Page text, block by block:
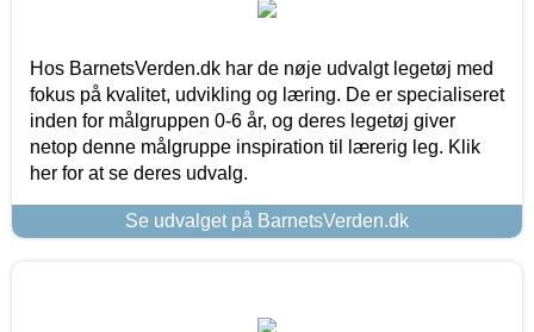
Hos BarnetsVerden.dk har de nøje udvalgt legetøj med
fokus på kvalitet, udvikling og læring. De er specialiseret
inden for målgruppen 0-6 år, og deres legetøj giver
netop denne målgruppe inspiration til lærerig leg. Klik
her for at se deres udvalg.
Se udvalget på BarnetsVerden.dk